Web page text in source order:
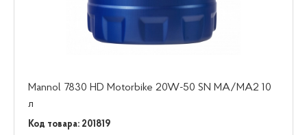
Mannol 7830 HD Motorbike 20W-50 SN МА/МА2 10
л
Код товара: 201819